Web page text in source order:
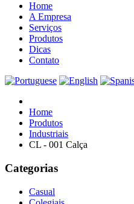
Home
A Empresa
Serviços
Produtos
Dicas
Contato
Home
Produtos
Industriais
CL - 001 Calça
Categorias
Casual